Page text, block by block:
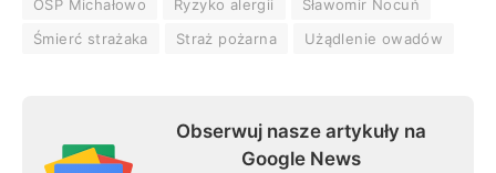
OSP Michałowo
Ryzyko alergii
Sławomir Nocuń
Śmierć strażaka
Straż pożarna Użądlenie owadów
Obserwuj nasze artykuły na
Google News